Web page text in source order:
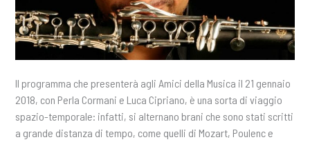
Il programma che presenterà agli Amici della Musica il 21 gennaio
2018, con Perla Cormani e Luca Cipriano, è una sorta di viaggio
spazio-temporale: infatti, si alternano brani che sono stati scritti
a grande distanza di tempo, come quelli di Mozart, Poulenc e